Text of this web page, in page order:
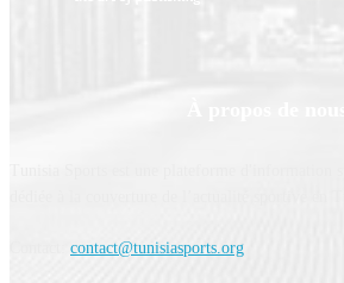
contact@tunisiasports.org